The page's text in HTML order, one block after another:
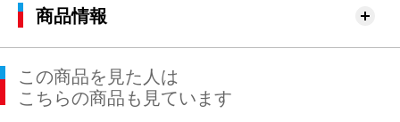
商品情報
この商品を見た人は
こちらの商品も見ています